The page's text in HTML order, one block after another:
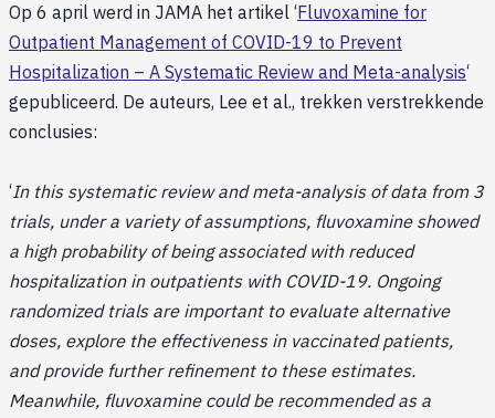
Op 6 april werd in JAMA het artikel ‘Fluvoxamine for
Outpatient Management of COVID-19 to Prevent
Hospitalization – A Systematic Review and Meta-analysis‘
gepubliceerd. De auteurs, Lee et al., trekken verstrekkende
conclusies:
‘In this systematic review and meta-analysis of data from 3
trials, under a variety of assumptions, fluvoxamine showed
a high probability of being associated with reduced
hospitalization in outpatients with COVID-19. Ongoing
randomized trials are important to evaluate alternative
doses, explore the effectiveness in vaccinated patients,
and provide further refinement to these estimates.
Meanwhile, fluvoxamine could be recommended as a